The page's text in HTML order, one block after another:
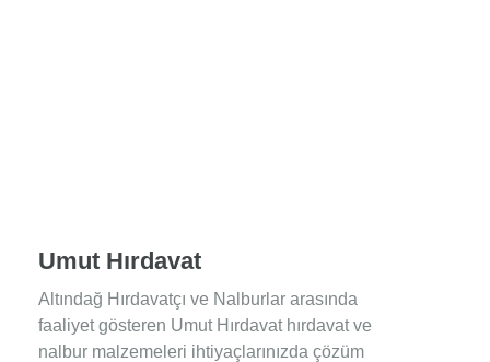
Umut Hırdavat
Altındağ Hırdavatçı ve Nalburlar arasında
faaliyet gösteren Umut Hırdavat hırdavat ve
nalbur malzemeleri ihtiyaçlarınızda çözüm